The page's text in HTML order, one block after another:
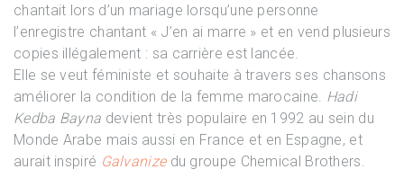
chantait lors d’un mariage lorsqu’une personne
l’enregistre chantant « J’en ai marre » et en vend plusieurs
copies illégalement : sa carrière est lancée.
Elle se veut féministe et souhaite à travers ses chansons
améliorer la condition de la femme marocaine.
Hadi
Kedba Bayna devient très populaire en 1992 au sein du
Monde Arabe mais aussi en France et en Espagne, et
aurait inspiré Galvanize du groupe Chemical Brothers.